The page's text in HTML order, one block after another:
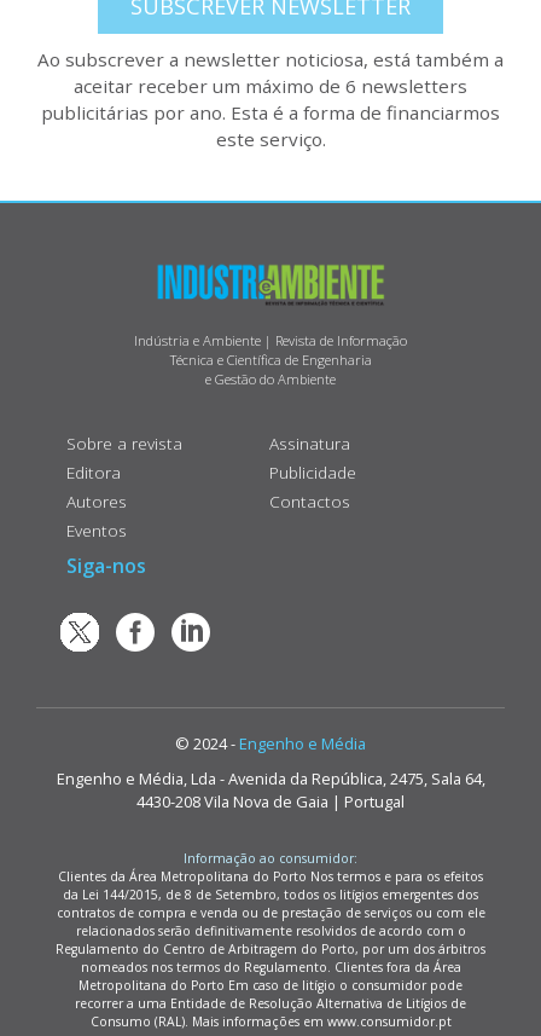
Ao subscrever a newsletter noticiosa, está também a
aceitar receber um máximo de 6 newsletters
publicitárias por ano. Esta é a forma de financiarmos
este serviço.
Indústria e Ambiente | Revista de Informação
Técnica e Científica de Engenharia
e Gestão do Ambiente
Sobre a revista
Editora
Autores
Eventos
Assinatura
Publicidade
Contactos
Siga-nos
© 2024 - Engenho e Média
Engenho e Média, Lda - Avenida da República, 2475, Sala 64,
4430-208 Vila Nova de Gaia | Portugal
Informação ao consumidor:
Clientes da Área Metropolitana do Porto Nos termos e para os efeitos
da Lei 144/2015, de 8 de Setembro, todos os litígios emergentes dos
contratos de compra e venda ou de prestação de serviços ou com ele
relacionados serão definitivamente resolvidos de acordo com o
Regulamento do Centro de Arbitragem do Porto, por um dos árbitros
nomeados nos termos do Regulamento. Clientes fora da Área
Metropolitana do Porto Em caso de litígio o consumidor pode
recorrer a uma Entidade de Resolução Alternativa de Litígios de
Consumo (RAL). Mais informações em www.consumidor.pt